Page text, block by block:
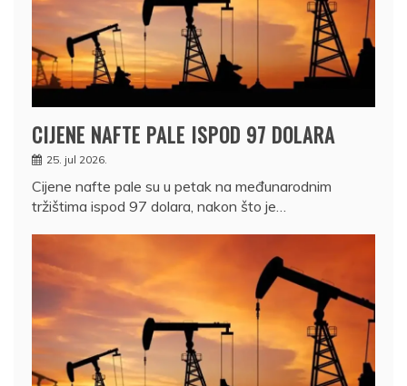
CIJENE NAFTE PALE ISPOD 97 DOLARA
25. jul 2026.
Cijene nafte pale su u petak na međunarodnim
tržištima ispod 97 dolara, nakon što je…